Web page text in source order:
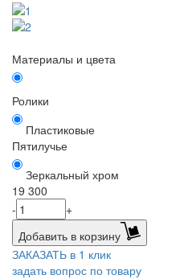
Материалы и цвета
Ролики
Пластиковые
Пятилучье
Зеркальный хром
19 300
-
+
Добавить в корзину
ЗАКАЗАТЬ в 1 клик
задать вопрос по товару